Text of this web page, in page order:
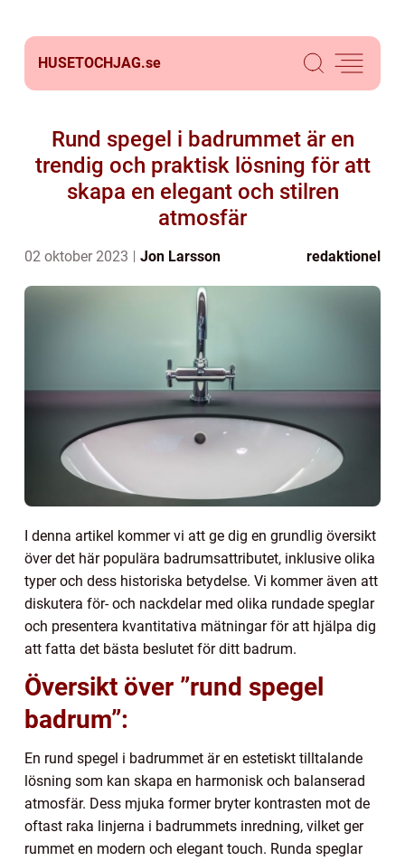
HUSETOCHJAG.se
Rund spegel i badrummet är en
trendig och praktisk lösning för att
skapa en elegant och stilren
atmosfär
02 oktober 2023 Jon Larsson redaktionel
I denna artikel kommer vi att ge dig en grundlig översikt
över det här populära badrumsattributet, inklusive olika
typer och dess historiska betydelse. Vi kommer även att
diskutera för- och nackdelar med olika rundade speglar
och presentera kvantitativa mätningar för att hjälpa dig
att fatta det bästa beslutet för ditt badrum.
Översikt över ”rund spegel
badrum”:
En rund spegel i badrummet är en estetiskt tilltalande
lösning som kan skapa en harmonisk och balanserad
atmosfär. Dess mjuka former bryter kontrasten mot de
oftast raka linjerna i badrummets inredning, vilket ger
rummet en modern och elegant touch. Runda speglar